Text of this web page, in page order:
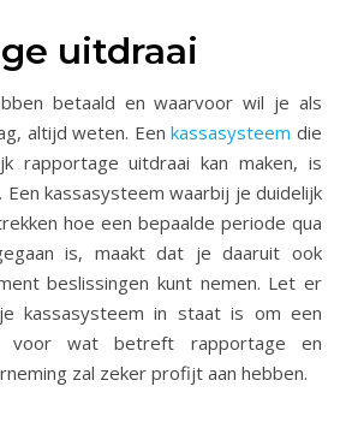
uitdraai
betaald en waarvoor wil je als
altijd weten. Eenkassasysteem die
rapportage uitdraai kan maken, is
Een kassasysteem waarbij je duidelijk
hoe een bepaalde periode qua
is, maakt dat je daaruit ook
beslissingen kunt nemen. Let er
kassasysteem in staat is om een
voor wat betreft rapportage en
zal zeker profijt aan hebben.